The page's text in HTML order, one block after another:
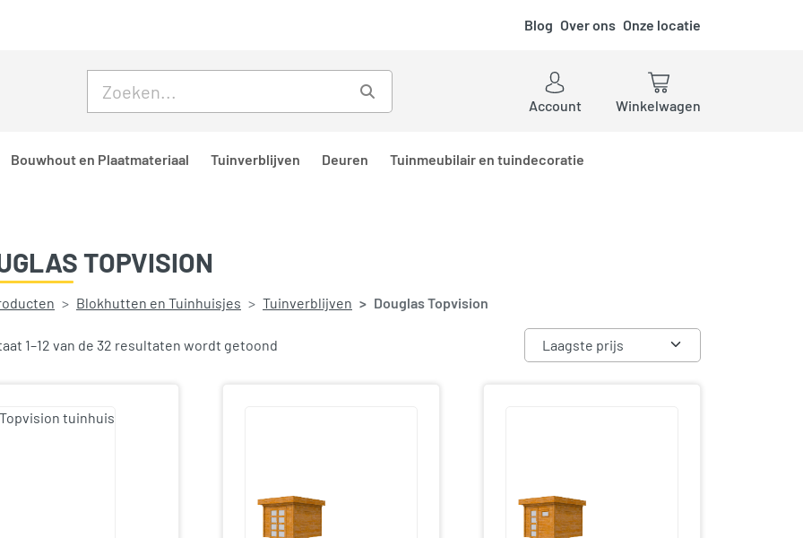
Blog Over ons Onze locatie
Account
Winkelwagen
Bouwhout en Plaatmateriaal Tuinverblijven Deuren Tuinmeubilair en tuindecoratie
TOPVISION
Blokhutten en Tuinhuisjes Tuinverblijven Douglas Topvision
1–12 van de 32 resultaten wordt getoond